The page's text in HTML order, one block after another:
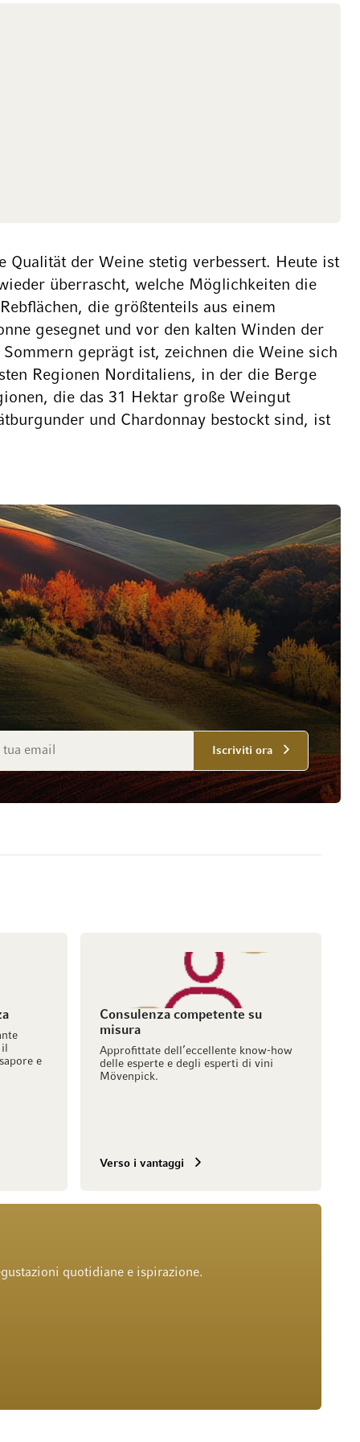
Qualität der Weine stetig verbessert. Heute ist
überrascht, welche Möglichkeiten die
die größtenteils aus einem
gesegnet und vor den kalten Winden der
geprägt ist, zeichnen die Weine sich
Regionen Norditaliens, in der die Berge
die das 31 Hektar große Weingut
und Chardonnay bestockt sind, ist
Iscriviti ora
e
Consulenza competente su
misura
Approfittate dell’eccellente know-how
delle esperte e degli esperti di vini
Mövenpick.
Verso i vantaggi
quotidiane e ispirazione.